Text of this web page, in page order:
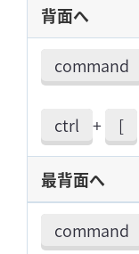
背面へ
command
ctrl + [
最背面へ
command